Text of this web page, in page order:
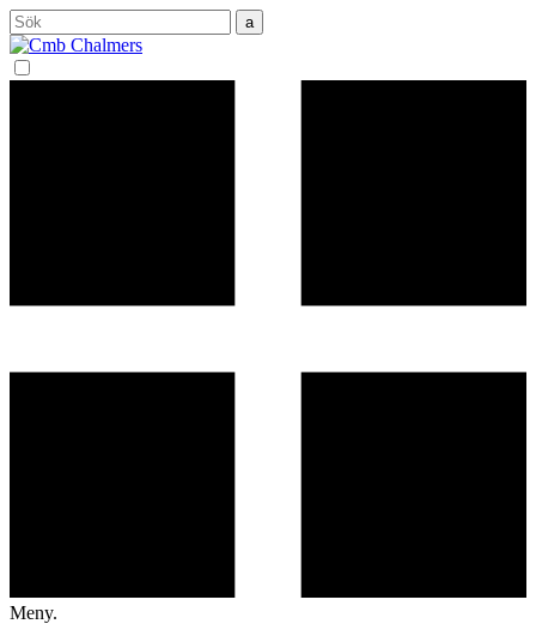
Sök
efter:
Meny.